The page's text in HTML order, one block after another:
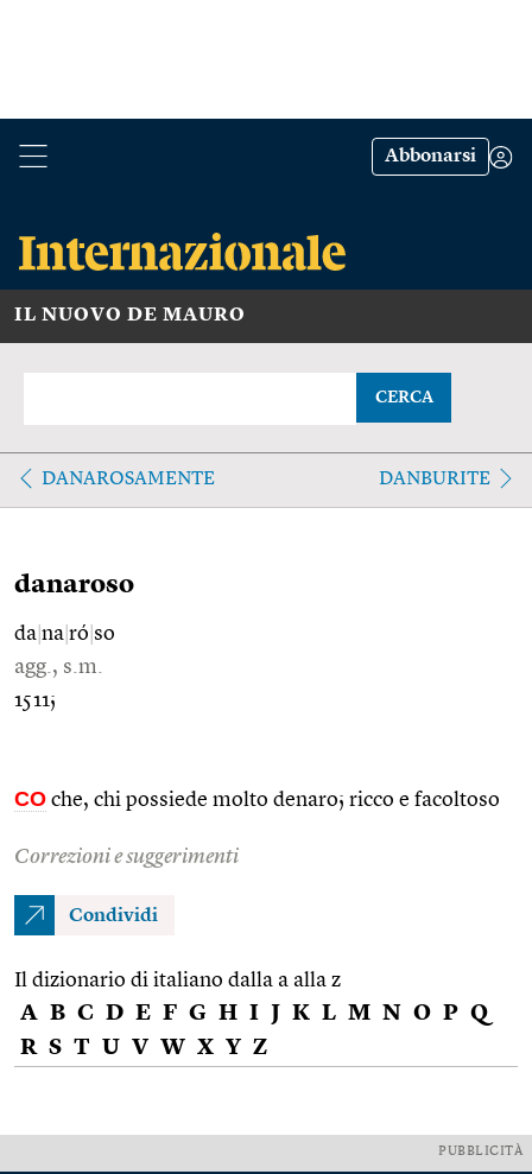
Abbonarsi
IL NUOVO DE MAURO
CERCA
DANAROSAMENTE DANBURITE
danaroso
da na ró so
agg., s.m.
1511;
CO che, chi possiede molto denaro; ricco e facoltoso
Correzioni e suggerimenti
Condividi
Il dizionario di italiano dalla a alla z
A B C D E F G H I J K L M N O P Q
R S T U V W X Y Z
PUBBLICITÀ